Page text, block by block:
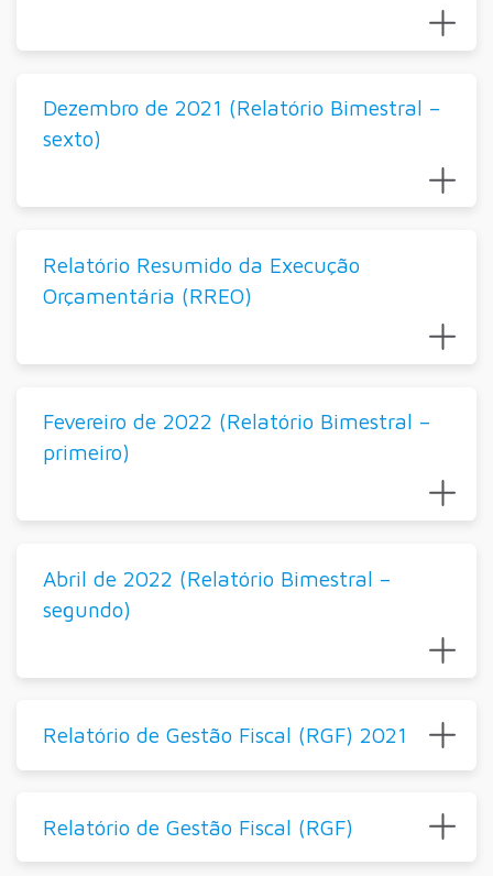
Dezembro de 2021 (Relatório Bimestral –
sexto)
Relatório Resumido da Execução
Orçamentária (RREO)
Fevereiro de 2022 (Relatório Bimestral –
primeiro)
Abril de 2022 (Relatório Bimestral –
segundo)
Relatório de Gestão Fiscal (RGF) 2021
Relatório de Gestão Fiscal (RGF)